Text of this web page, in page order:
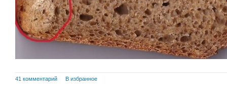
41 комментарий В избранное